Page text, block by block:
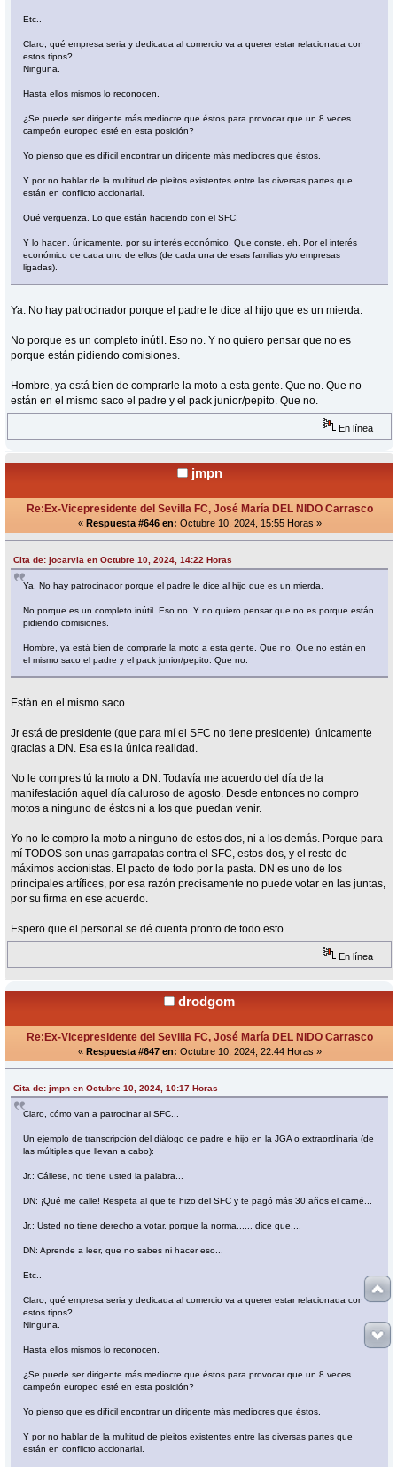
Etc..
Claro, qué empresa seria y dedicada al comercio va a querer estar relacionada con
estos tipos?
Ninguna.
Hasta ellos mismos lo reconocen.
¿Se puede ser dirigente más mediocre que éstos para provocar que un 8 veces
campeón europeo esté en esta posición?
Yo pienso que es difícil encontrar un dirigente más mediocres que éstos.
Y por no hablar de la multitud de pleitos existentes entre las diversas partes que
están en conflicto accionarial.
Qué vergüenza. Lo que están haciendo con el SFC.
Y lo hacen, únicamente, por su interés económico. Que conste, eh. Por el interés
económico de cada uno de ellos (de cada una de esas familias y/o empresas
ligadas).
Ya. No hay patrocinador porque el padre le dice al hijo que es un mierda.
No porque es un completo inútil. Eso no. Y no quiero pensar que no es
porque están pidiendo comisiones.
Hombre, ya está bien de comprarle la moto a esta gente. Que no. Que no
están en el mismo saco el padre y el pack junior/pepito. Que no.
En línea
jmpn
Re:Ex-Vicepresidente del Sevilla FC, José María DEL NIDO Carrasco
« Respuesta #646 en: Octubre 10, 2024, 15:55 Horas »
Cita de: jocarvia en Octubre 10, 2024, 14:22 Horas
Ya. No hay patrocinador porque el padre le dice al hijo que es un mierda.
No porque es un completo inútil. Eso no. Y no quiero pensar que no es porque están
pidiendo comisiones.
Hombre, ya está bien de comprarle la moto a esta gente. Que no. Que no están en
el mismo saco el padre y el pack junior/pepito. Que no.
Están en el mismo saco.
Jr está de presidente (que para mí el SFC no tiene presidente) únicamente
gracias a DN. Esa es la única realidad.
No le compres tú la moto a DN. Todavía me acuerdo del día de la
manifestación aquel día caluroso de agosto. Desde entonces no compro
motos a ninguno de éstos ni a los que puedan venir.
Yo no le compro la moto a ninguno de estos dos, ni a los demás. Porque para
mí TODOS son unas garrapatas contra el SFC, estos dos, y el resto de
máximos accionistas. El pacto de todo por la pasta. DN es uno de los
principales artífices, por esa razón precisamente no puede votar en las juntas,
por su firma en ese acuerdo.
Espero que el personal se dé cuenta pronto de todo esto.
En línea
drodgom
Re:Ex-Vicepresidente del Sevilla FC, José María DEL NIDO Carrasco
« Respuesta #647 en: Octubre 10, 2024, 22:44 Horas »
Cita de: jmpn en Octubre 10, 2024, 10:17 Horas
Claro, cómo van a patrocinar al SFC...
Un ejemplo de transcripción del diálogo de padre e hijo en la JGA o extraordinaria (de
las múltiples que llevan a cabo):
Jr.: Cállese, no tiene usted la palabra...
DN: ¡Qué me calle! Respeta al que te hizo del SFC y te pagó más 30 años el carné...
Jr.: Usted no tiene derecho a votar, porque la norma....., dice que....
DN: Aprende a leer, que no sabes ni hacer eso...
Etc..
Claro, qué empresa seria y dedicada al comercio va a querer estar relacionada con
estos tipos?
Ninguna.
Hasta ellos mismos lo reconocen.
¿Se puede ser dirigente más mediocre que éstos para provocar que un 8 veces
campeón europeo esté en esta posición?
Yo pienso que es difícil encontrar un dirigente más mediocres que éstos.
Y por no hablar de la multitud de pleitos existentes entre las diversas partes que
están en conflicto accionarial.